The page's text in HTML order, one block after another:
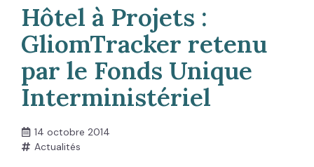
Hôtel à Projets :
GliomTracker retenu
par le Fonds Unique
Interministériel
14 octobre 2014
Actualités